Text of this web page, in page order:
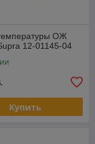
ОЖ
12-01145-04
Купить